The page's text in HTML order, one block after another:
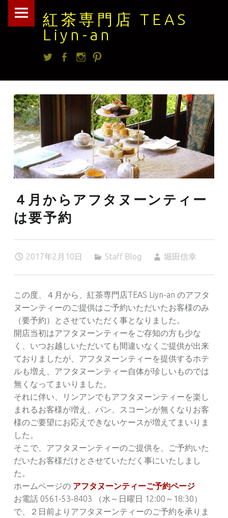
紅茶専門店 TEAS
Liyn-an
紅
Liyn-
an
site
navigation
Skip
Twitterfacebook
Instagram
４月からアフタヌーンティー
は要予約
2017年2月10日 Staff Blog 堀田信幸
この度、４月から、紅茶専門店TEAS Liyn-an のアフタ
ヌーンティーのご提供はご予約いただいたお客様のみ
（要予約）とさせていただく事となりました。
開店当初はアフタヌーンティーをご存知の方も少な
く、いつお越しいただいても間違いなくご提供が出来
ておりましたが、アフタヌーンティーを提供するホテ
ルも増え、アフタヌーンティー自体が珍しいものでは
無くなってまいりました。
それに伴い、リンアンでもアフタヌーンティーを楽し
まれるお客様が増え、パン、スコーンが無くなりお客
様のご要望にお応えできないケースが増えてまいりま
した。
そこで、アフタヌーンティーのご提供を、ご予約いた
だいたお客様だけとさせていただく事にいたしまし
た。
ホームページの アフタヌーンティーご予約ページ
お電話 0561-53-8403 （水～日曜日 12:00～18:30）
で、２日前よりアフタヌーンティーのご予約を承りま